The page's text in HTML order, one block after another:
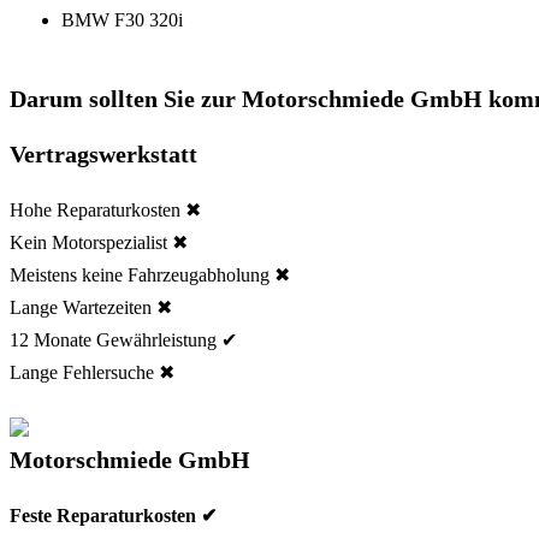
BMW F30 320i
Darum sollten Sie zur Motorschmiede GmbH
Vertragswerkstatt
Hohe Reparaturkosten ✖
Kein Motorspezialist ✖
Meistens keine Fahrzeugabholung ✖
Lange Wartezeiten ✖
12 Monate Gewährleistung ✔
Lange Fehlersuche ✖
Motorschmiede GmbH
Feste Reparaturkosten ✔